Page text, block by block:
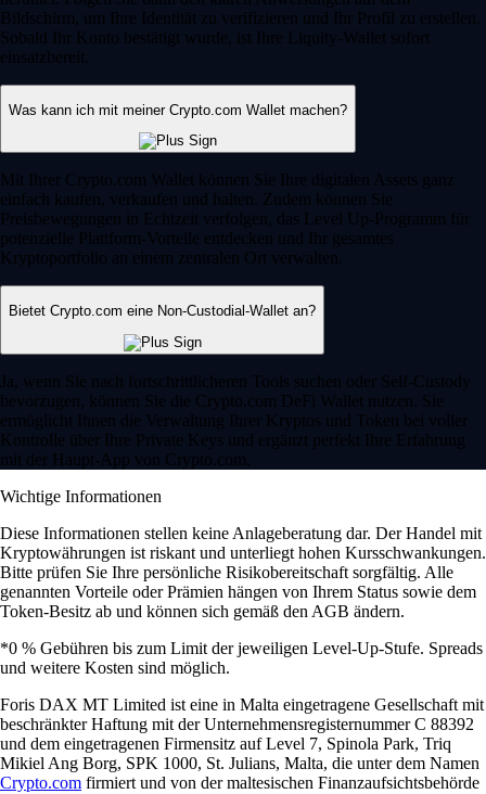
Bildschirm, um Ihre Identität zu verifizieren und Ihr Profil zu erstellen.
Sobald Ihr Konto bestätigt wurde, ist Ihre Liquity-Wallet sofort
einsatzbereit.
Was kann ich mit meiner Crypto.com Wallet machen?
Mit Ihrer Crypto.com Wallet können Sie Ihre digitalen Assets ganz
einfach kaufen, verkaufen und halten. Zudem können Sie
Preisbewegungen in Echtzeit verfolgen, das Level Up-Programm für
potenzielle Plattform-Vorteile entdecken und Ihr gesamtes
Kryptoportfolio an einem zentralen Ort verwalten.
Bietet Crypto.com eine Non-Custodial-Wallet an?
Ja, wenn Sie nach fortschrittlicheren Tools suchen oder Self-Custody
bevorzugen, können Sie die Crypto.com DeFi Wallet nutzen. Sie
ermöglicht Ihnen die Verwaltung Ihrer Kryptos und Token bei voller
Kontrolle über Ihre Private Keys und ergänzt perfekt Ihre Erfahrung
mit der Haupt-App von Crypto.com.
Wichtige Informationen
Diese Informationen stellen keine Anlageberatung dar. Der Handel mit
Kryptowährungen ist riskant und unterliegt hohen Kursschwankungen.
Bitte prüfen Sie Ihre persönliche Risikobereitschaft sorgfältig. Alle
genannten Vorteile oder Prämien hängen von Ihrem Status sowie dem
Token-Besitz ab und können sich gemäß den AGB ändern.
*0 % Gebühren bis zum Limit der jeweiligen Level-Up-Stufe. Spreads
und weitere Kosten sind möglich.
Foris DAX MT Limited ist eine in Malta eingetragene Gesellschaft mit
beschränkter Haftung mit der Unternehmensregisternummer C 88392
und dem eingetragenen Firmensitz auf Level 7, Spinola Park, Triq
Mikiel Ang Borg, SPK 1000, St. Julians, Malta, die unter dem Namen
Crypto.com firmiert und von der maltesischen Finanzaufsichtsbehörde